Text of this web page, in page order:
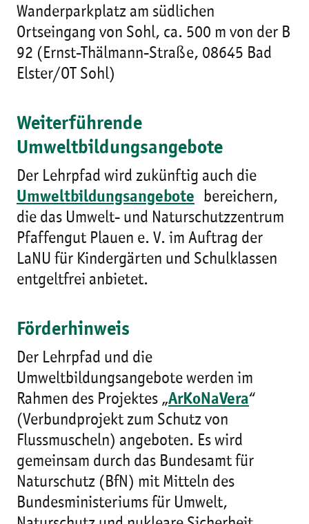
Wanderparkplatz am südlichen
Ortseingang von Sohl, ca. 500 m von der B
92 (Ernst-Thälmann-Straße, 08645 Bad
Elster/OT Sohl)
Weiterführende
Umweltbildungsangebote
Der Lehrpfad wird zukünftig auch die
Umweltbildungsangebote
bereichern,
die das Umwelt- und Naturschutzzentrum
Pfaffengut Plauen e. V. im Auftrag der
LaNU für Kindergärten und Schulklassen
entgeltfrei anbietet.
Förderhinweis
Der Lehrpfad und die
Umweltbildungsangebote werden im
Rahmen des Projektes „ArKoNaVera“
(Verbundprojekt zum Schutz von
Flussmuscheln) angeboten. Es wird
gemeinsam durch das Bundesamt für
Naturschutz (BfN) mit Mitteln des
Bundesministeriums für Umwelt,